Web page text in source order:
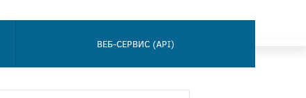
ВЕБ-СЕРВИС (API)